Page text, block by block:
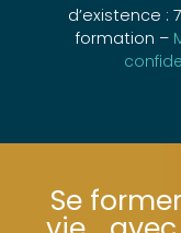
Siret : 753
d’existence :
formation –
Se